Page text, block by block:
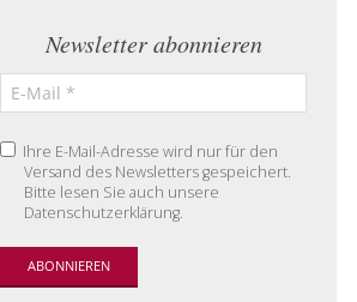
Newsletter abonnieren
Ihre E-Mail-Adresse wird nur für den
Versand des Newsletters gespeichert.
Bitte lesen Sie auch unsere
Datenschutzerklärung.